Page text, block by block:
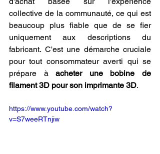
collective de la communauté, ce qui est
beaucoup plus fiable que de se fier
uniquement aux descriptions du
fabricant. C'est une démarche cruciale
pour tout consommateur averti qui se
prépare à acheter une bobine de
filament 3D pour son imprimante 3D.
https://www.youtube.com/watch?
v=S7weeRTnjiw